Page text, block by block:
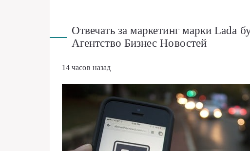
Отвечать за маркетинг марки Lada
Агентство Бизнес Новостей
14 часов назад